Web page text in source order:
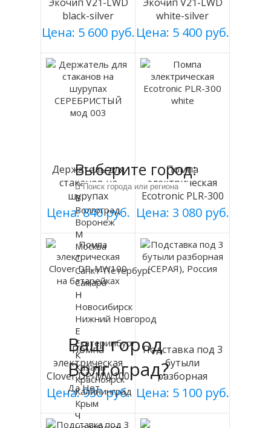
black-silver
Цена: 5 600 руб.
white-silver
Цена: 5 400 руб.
Держатель для
стаканов на
шурупах
СЕРЕБРИСТЫЙ
мод 003
Цена: 840 руб.
Помпа
электрическая
Ecotronic PLR-300
white
Цена: 3 080 руб.
Помпа
электрическая
Clover DP-MW100
на батарейках
Цена: 930 руб.
Подставка под 3
бутыли
разборная
(СЕРАЯ), Россия
Цена: 5 100 руб.
Ваш город
Волгоград?
Да Нет
Выберите город:
В
Волгоград
Воронеж
М
Москва
С
Санкт-Петербург
Самара
Н
Новосибирск
Нижний Новгород
Е
Екатеринбург
К
Казань
Красноярск
Калининград
Крым
Ч